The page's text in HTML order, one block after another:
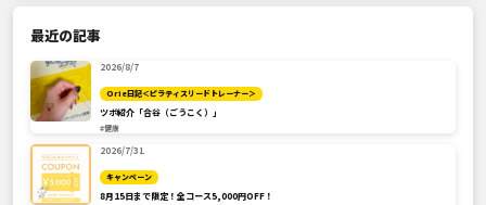
最近の記事
2026/8/7
Orie日記＜ピラティスリードトレーナー＞
ツボ紹介「合谷（ごうこく）」
#健康
2026/7/31
キャンペーン
8月15日まで限定！全コース5,000円OFF！